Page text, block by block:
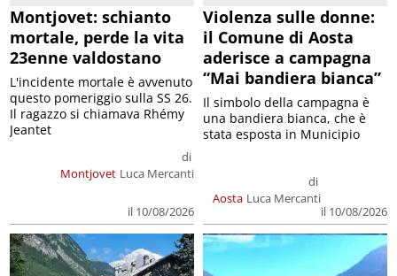
Montjovet: schianto
mortale, perde la vita
23enne valdostano
Montjovet
di
Luca Mercanti
il 10/08/2026
L'incidente mortale è avvenuto
questo pomeriggio sulla SS 26.
Il ragazzo si chiamava Rhémy
Jeantet
Violenza sulle donne:
il Comune di Aosta
aderisce a campagna
“Mai bandiera bianca”
Aosta
di
Luca Mercanti
il 10/08/2026
Il simbolo della campagna è
una bandiera bianca, che è
stata esposta in Municipio